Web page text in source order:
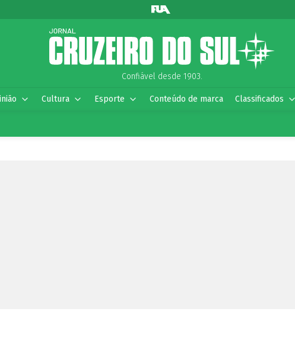
Confiável desde 1903.
Cultura Esporte Conteúdo de marca Classificados